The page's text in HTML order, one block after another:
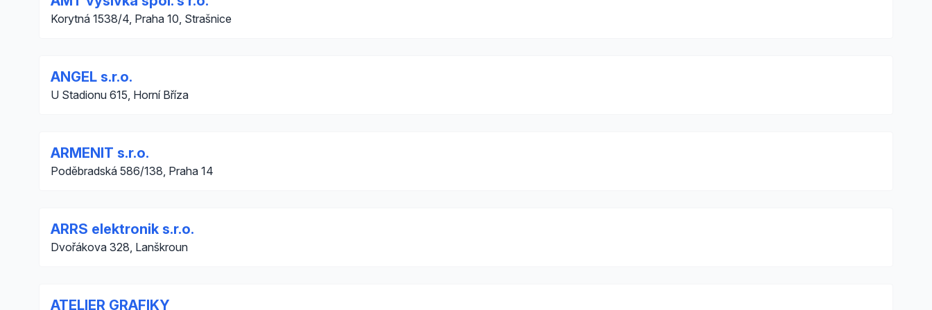
Korytná 1538/4, Praha 10, Strašnice
ANGEL s.r.o.
U Stadionu 615, Horní Bříza
ARMENIT s.r.o.
Poděbradská 586/138, Praha 14
ARRS elektronik s.r.o.
Dvořákova 328, Lanškroun
ATELIER GRAFIKY